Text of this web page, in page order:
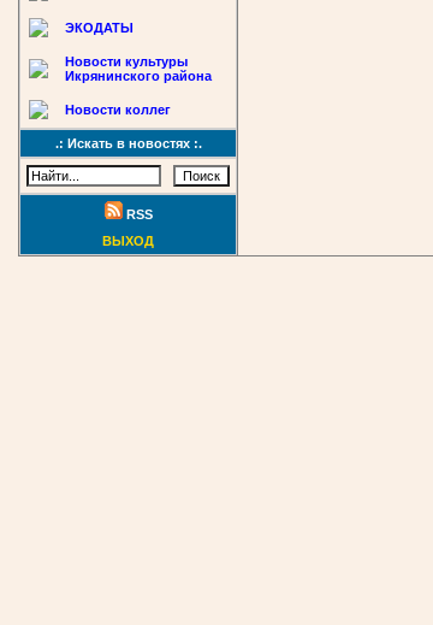
ЭКОДАТЫ
Новости культуры
Икрянинского района
Новости коллег
.: Искать в новостях :.
RSS
ВЫХОД